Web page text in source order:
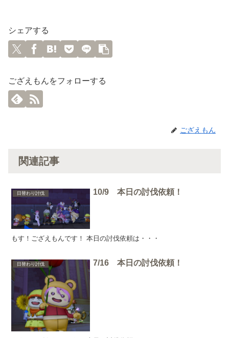
シェアする
ござえもんをフォローする
ござえもん
関連記事
日替わり討伐 10/9 本日の討伐依頼！
もす！ござえもんです！ 本日の討伐依頼は・・・
日替わり討伐 7/16 本日の討伐依頼！